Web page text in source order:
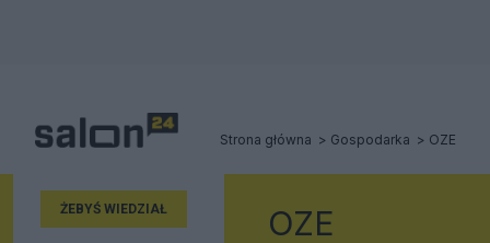
Strona główna Gospodarka OZE
ŻEBYŚ WIEDZIAŁ OZE